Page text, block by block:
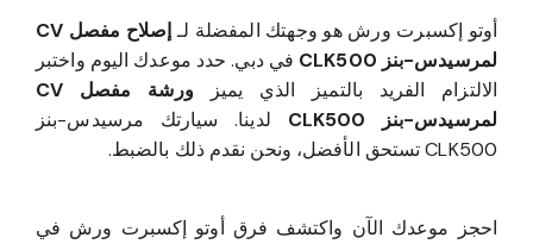
أوتو إكسبرت ورش هو وجهتك المفضلة لـ
إصلاح مفصل CV
لمرسيدس-بنز CLK500
في دبي. حدد موعدك اليوم واختبر
الالتزام الفريد بالتميز الذي يميز
ورشة مفصل CV
لمرسيدس-بنز CLK500
لدينا. سيارتك مرسيدس-بنز
CLK500 تستحق الأفضل، ونحن نقدم ذلك بالضبط.
احجز موعدك الآن واكتشف فرق أوتو إكسبرت ورش في